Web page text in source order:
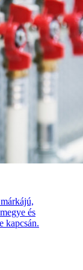
és
kapcsán.